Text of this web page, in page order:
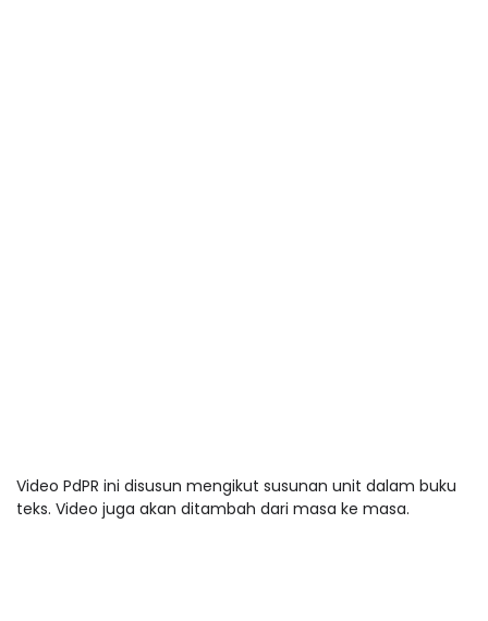
Video PdPR ini disusun mengikut susunan unit dalam buku
teks. Video juga akan ditambah dari masa ke masa.